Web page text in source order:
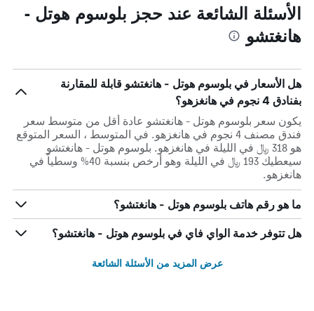
الأسئلة الشائعة عند حجز بلوسوم هوتل -
هانغتشو
هل الأسعار في بلوسوم هوتل - هانغتشو قابلة للمقارنة
بفنادق 4 نجوم في هانغزهو؟
يكون سعر بلوسوم هوتل - هانغتشو عادة أقل من متوسط ​​سعر
فندق مصنف 4 نجوم في هانغزهو. في المتوسط ، السعر المتوقع
هو 318 ﷼ في الليلة في هانغزهو. بلوسوم هوتل - هانغتشو
سيعطيك 193 ﷼ في الليلة وهو أرخص بنسبة 40% وسطياً في
هانغزهو.
ما هو رقم هاتف بلوسوم هوتل - هانغتشو؟
هل تتوفر خدمة الواي فاي في بلوسوم هوتل - هانغتشو؟
عرض المزيد من الأسئلة الشائعة